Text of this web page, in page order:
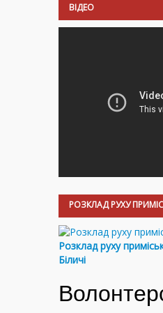
ВІДЕО
РОЗКЛАД РУХУ
Розклад руху
Біличі